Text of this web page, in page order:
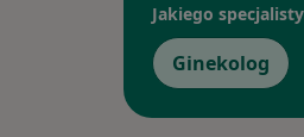
Jakiego
Ginekolog